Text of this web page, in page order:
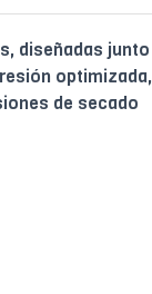
diseñadas junto
optimizada,
de secado